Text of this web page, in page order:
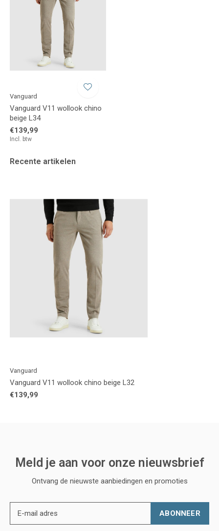
Vanguard
Vanguard V11 wollook chino
beige L34
€139,99
Incl. btw
Recente artikelen
Vanguard
Vanguard V11 wollook chino beige L32
€139,99
Meld je aan voor onze nieuwsbrief
Ontvang de nieuwste aanbiedingen en promoties
ABONNEER